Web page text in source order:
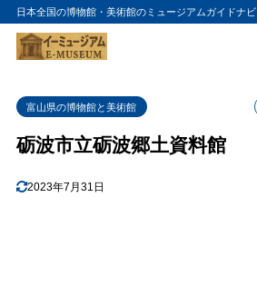
日本全国の博物館・美術館のミュージアムガイドナビ
富山県の博物館と美術館
砺波市立砺波郷土資料館
2023年7月31日
目次
1 砺波市立砺波郷土資料館の入館料金